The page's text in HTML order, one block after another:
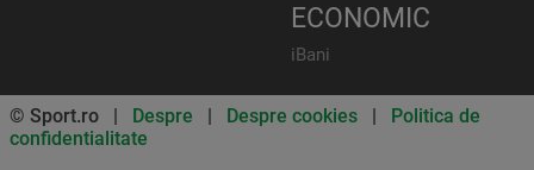
ECONOMIC
iBani
© Sport.ro | Despre | Despre cookies | Politica de
confidentialitate